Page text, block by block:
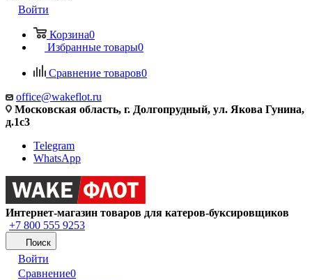
Войти
Корзина0
Избранные товары0
Сравнение товаров0
office@wakeflot.ru
Московская область, г. Долгопрудный, ул. Якова Гунина,
д.1с3
Telegram
WhatsApp
Интернет-магазин товаров для катеров-буксировщиков
+7 800 555 9253
Поиск
Войти
Сравнение0